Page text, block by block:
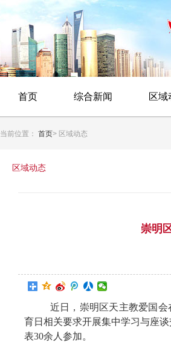
首页 综合新闻 区域
当前位置： 首页> 区域动态
区域动态
崇明
近日，崇明区天主教爱国会
育日相关要求开展集中学习与座
表30余人参加。